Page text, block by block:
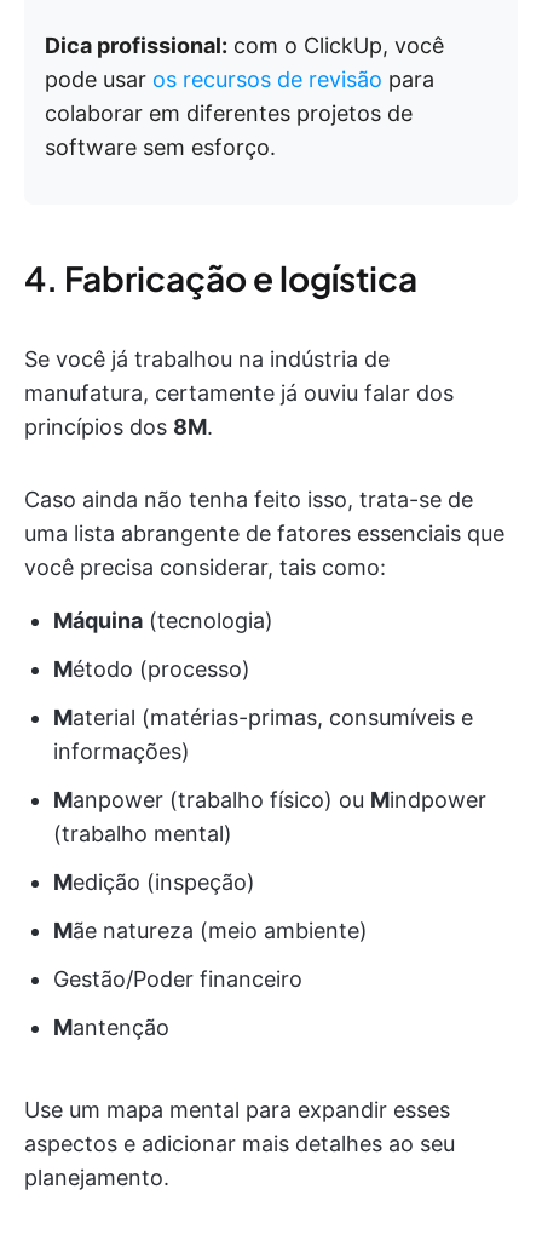
Dica profissional: com o ClickUp, você
pode usar os recursos de revisão para
colaborar em diferentes projetos de
software sem esforço.
4. Fabricação e logística
Se você já trabalhou na indústria de
manufatura, certamente já ouviu falar dos
princípios dos 8M.
Caso ainda não tenha feito isso, trata-se de
uma lista abrangente de fatores essenciais que
você precisa considerar, tais como:
Máquina (tecnologia)
Método (processo)
Material (matérias-primas, consumíveis e
informações)
Manpower (trabalho físico) ou Mindpower
(trabalho mental)
Medição (inspeção)
Mãe natureza (meio ambiente)
Gestão/Poder financeiro
Mantenção
Use um mapa mental para expandir esses
aspectos e adicionar mais detalhes ao seu
planejamento.